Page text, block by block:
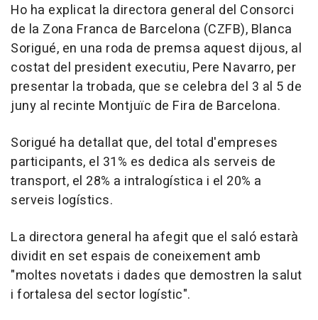
Ho ha explicat la directora general del Consorci
de la Zona Franca de Barcelona (CZFB), Blanca
Sorigué, en una roda de premsa aquest dijous, al
costat del president executiu, Pere Navarro, per
presentar la trobada, que se celebra del 3 al 5 de
juny al recinte Montjuïc de Fira de Barcelona.
Sorigué ha detallat que, del total d'empreses
participants, el 31% es dedica als serveis de
transport, el 28% a intralogística i el 20% a
serveis logístics.
La directora general ha afegit que el saló estarà
dividit en set espais de coneixement amb
"moltes novetats i dades que demostren la salut
i fortalesa del sector logístic".